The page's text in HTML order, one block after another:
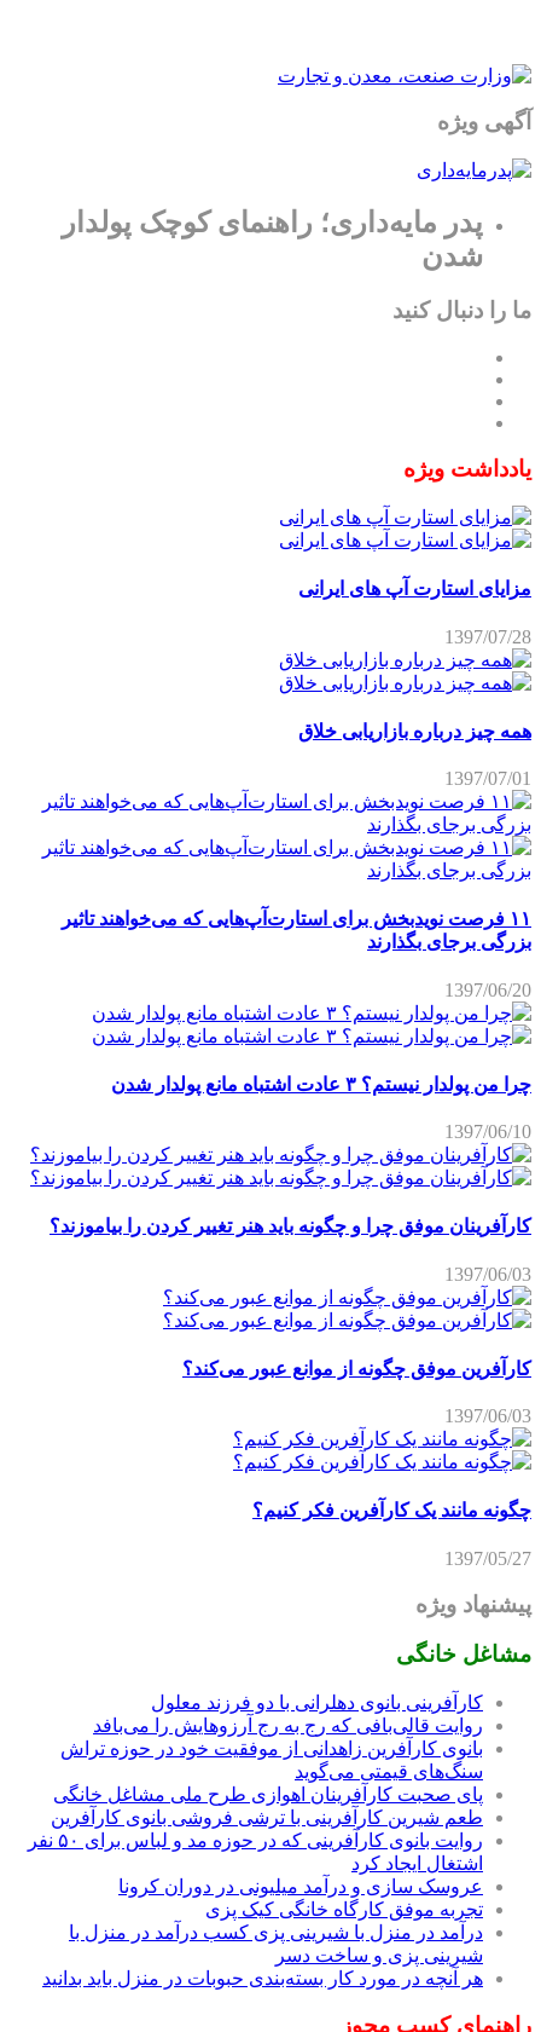
آگهی ویژه
پدر مایه‌داری؛ راهنمای کوچک پولدار
شدن
ما را دنبال کنید
یادداشت ویژه
مزایای استارت آپ های ایرانی
1397/07/28
همه چیز درباره بازاریابی خلاق
1397/07/01
۱۱ فرصت نویدبخش برای استارت‌آپ‌هایی که می‌خواهند تاثیر
بزرگی برجای بگذارند
1397/06/20
چرا من پولدار نیستم؟ ۳ عادت اشتباه مانع پولدار شدن
1397/06/10
کارآفرینان موفق چرا و چگونه باید هنر تغییر کردن را بیاموزند؟
1397/06/03
کارآفرین موفق چگونه از موانع عبور می‌کند؟
1397/06/03
چگونه مانند یک کارآفرین فکر کنیم؟
1397/05/27
پیشنهاد ویژه
مشاغل خانگی
کارآفرینی بانوی دهلرانی با دو فرزند معلول
روایت قالی‌بافی که رج به رج آرزوهایش را می‌بافد
بانوی کارآفرین زاهدانی از موفقیت خود در حوزه تراش
سنگ‌های قیمتی می‌گوید
پای صحبت کارآفرینان اهوازی طرح ملی مشاغل خانگی
طعم شیرین کارآفرینی با ترشی فروشی بانوی کارآفرین
روایت بانوی کارآفرینی که در حوزه مد و لباس برای ۵۰ نفر
اشتغال ایجاد کرد
عروسک سازی و درآمد میلیونی در دوران کرونا
تجربه موفق کارگاه خانگی کیک پزی
درآمد در منزل با شیرینی پزی کسب درآمد در منزل با
شیرینی پزی و ساخت دسر
هر آنچه در مورد کار بسته‌بندی حبوبات در منزل باید بدانید
راهنمای کسب مجوز